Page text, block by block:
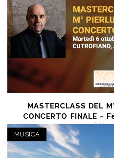
MASTERCLASS DEL
CONCERTO FINALE
OCT 6
Cutrofiano (LE) -
posto
MUSICA